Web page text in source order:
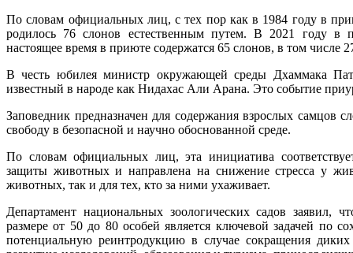
По словам официальных лиц, с тех пор как в 1984 году в
родилось 76 слонов естественным путем. В 2021 году в
настоящее время в приюте содержатся 65 слонов, в том числе
В честь юбилея министр окружающей среды Дхаммака
известный в народе как Нидахас Али Арана. Это событие
Заповедник предназначен для содержания взрослых самцов
свободу в безопасной и научно обоснованной среде.
По словам официальных лиц, эта инициатива
защиты животных и направлена на снижение стресса у
животных, так и для тех, кто за ними ухаживает.
Департамент национальных зоологических садов заявил,
размере от 50 до 80 особей является ключевой задачей по
потенциальную реинтродукцию в случае сокращения